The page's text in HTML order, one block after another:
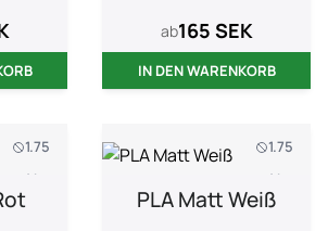
ab165 SEK
IN DEN WARENKORB
1.75
1 kg
1.75
1 kg
PLA Matt Weiß